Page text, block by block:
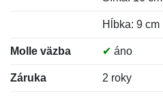
Hĺbka: 9 cm
Molle väzba ✔ áno
Záruka 2 roky